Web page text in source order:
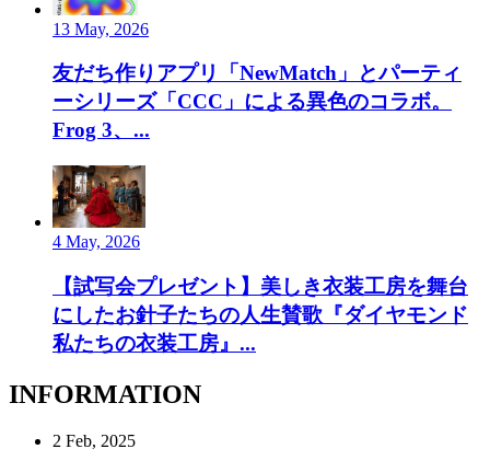
13 May, 2026
友だち作りアプリ「NewMatch」とパーティ
ーシリーズ「CCC」による異色のコラボ。
Frog 3、...
4 May, 2026
【試写会プレゼント】美しき衣装工房を舞台
にしたお針子たちの人生賛歌『ダイヤモンド
私たちの衣装工房』...
INFORMATION
2 Feb, 2025